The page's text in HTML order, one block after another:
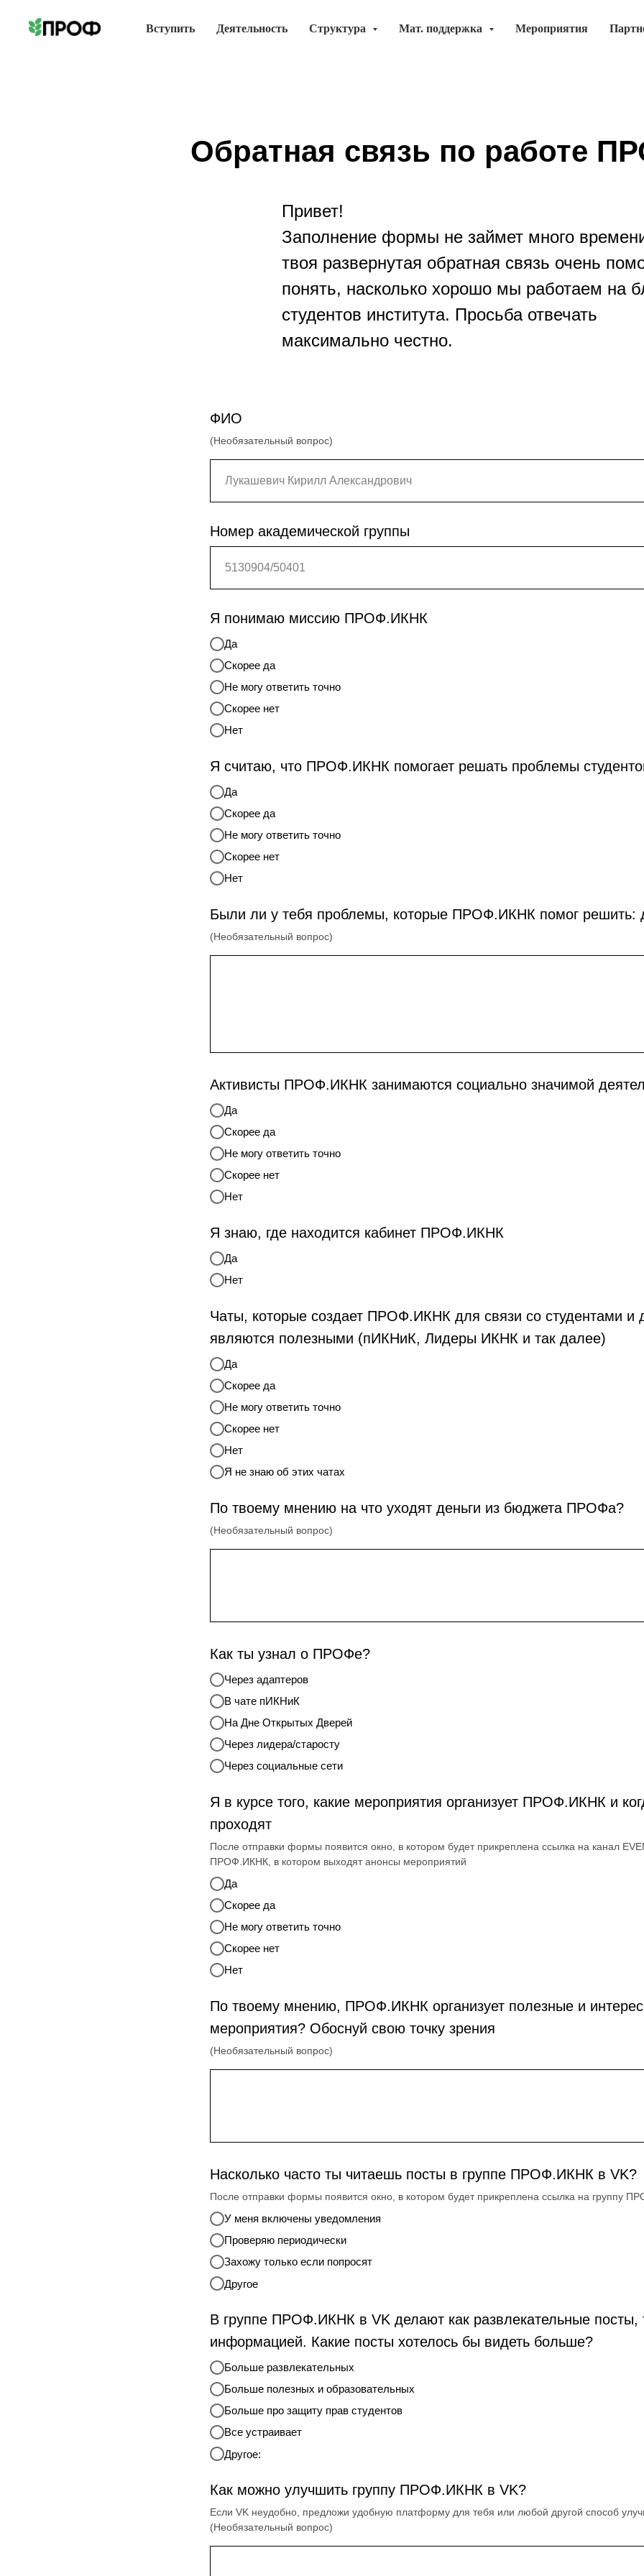
Вступить Деятельность Структура Мат. поддержка Мероприятия
Обратная связь по работе
Привет!
Заполнение формы не займет много
твоя развернутая обратная связь очень
понять, насколько хорошо мы работаем на
студентов института. Просьба отвечать
максимально честно.
ФИО
(Необязательный вопрос)
Номер академической группы
Я понимаю миссию ПРОФ.ИКНК
Да
Скорее да
Не могу ответить точно
Скорее нет
Нет
Я считаю, что ПРОФ.ИКНК помогает решать проблемы
Да
Скорее да
Не могу ответить точно
Скорее нет
Нет
Были ли у тебя проблемы, которые ПРОФ.ИКНК помог решить:
(Необязательный вопрос)
Активисты ПРОФ.ИКНК занимаются социально значимой
Да
Скорее да
Не могу ответить точно
Скорее нет
Нет
Я знаю, где находится кабинет ПРОФ.ИКНК
Да
Нет
Чаты, которые создает ПРОФ.ИКНК для связи со студентами и
являются полезными (пИКНиК, Лидеры ИКНК и так далее)
Да
Скорее да
Не могу ответить точно
Скорее нет
Нет
Я не знаю об этих чатах
По твоему мнению на что уходят деньги из бюджета ПРОФа?
(Необязательный вопрос)
Как ты узнал о ПРОФе?
Через адаптеров
В чате пИКНиК
На Дне Открытых Дверей
Через лидера/старосту
Через социальные сети
Я в курсе того, какие мероприятия организует ПРОФ.ИКНК и
проходят
После отправки формы появится окно, в котором будет прикреплена ссылка на канал
ПРОФ.ИКНК, в котором выходят анонсы мероприятий
Да
Скорее да
Не могу ответить точно
Скорее нет
Нет
По твоему мнению, ПРОФ.ИКНК организует полезные и
мероприятия? Обоснуй свою точку зрения
(Необязательный вопрос)
Насколько часто ты читаешь посты в группе ПРОФ.ИКНК в VK?
После отправки формы появится окно, в котором будет прикреплена ссылка на группу
У меня включены уведомления
Проверяю периодически
Захожу только если попросят
Другое
В группе ПРОФ.ИКНК в VK делают как развлекательные посты,
информацией. Какие посты хотелось бы видеть больше?
Больше развлекательных
Больше полезных и образовательных
Больше про защиту прав студентов
Все устраивает
Другое:
Как можно улучшить группу ПРОФ.ИКНК в VK?
Если VK неудобно, предложи удобную платформу для тебя или любой другой способ
(Необязательный вопрос)